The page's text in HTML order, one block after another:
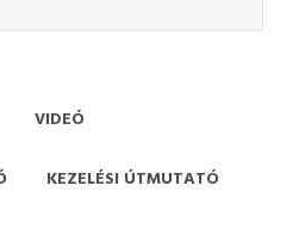
VIDEÓ
KEZELÉSI ÚTMUTATÓ